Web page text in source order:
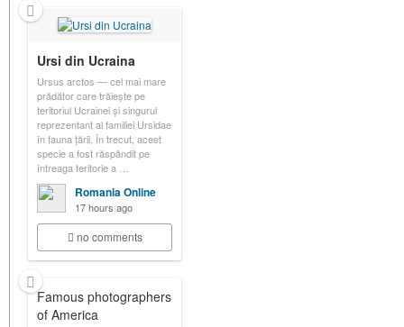
Ursi din Ucraina
Ursus arctos — cel mai mare
prădător care trăiește pe
teritoriul Ucrainei și singurul
reprezentant al familiei Ursidae
în fauna țării. În trecut, acest
specie a fost răspândit pe
întreaga teritorie a …
Romania Online
17 hours ago
no comments
Famous photographers
of America